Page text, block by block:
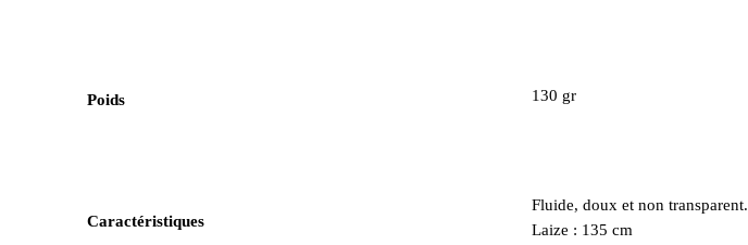
Poids 130 gr
Caractéristiques
Fluide, doux et non transparent.
Laize : 135 cm